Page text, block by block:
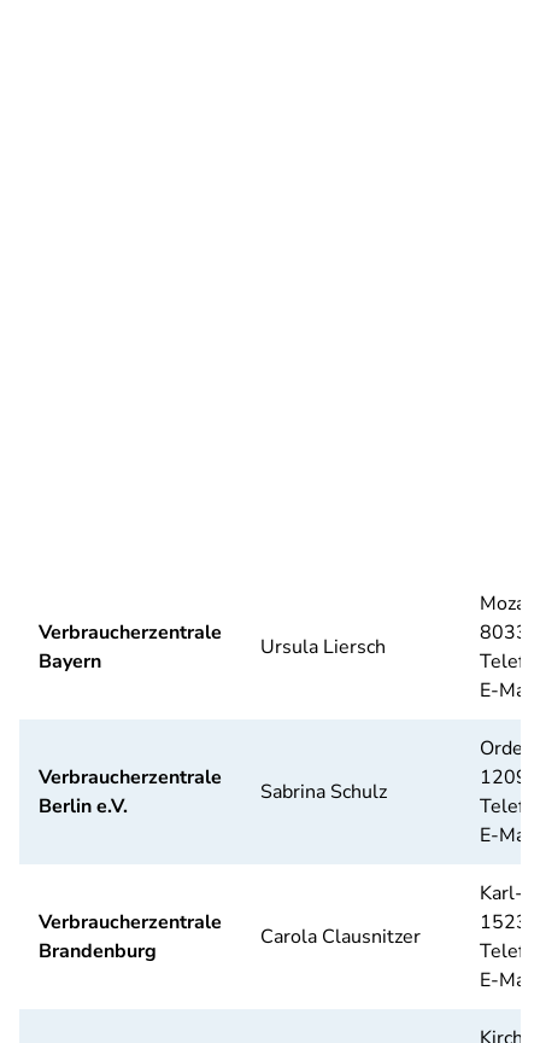
Verbraucherzentrale
Bayern
Ursula Liersch
E-
Verbraucherzentrale
Berlin e.V.
Sabrina Schulz
E-
Verbraucherzentrale
Brandenburg
Carola Clausnitzer
Karl-
E-